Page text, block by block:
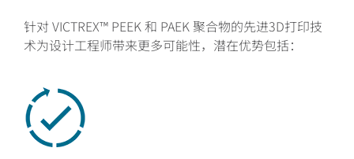
针对 VICTREX™ PEEK 和 PAEK 聚合物的先进3D打印技
术为设计工程师带来更多可能性，潜在优势包括：